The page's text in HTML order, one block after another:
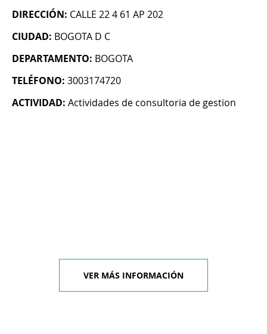
DIRECCIÓN: CALLE 22 4 61 AP 202
CIUDAD: BOGOTA D C
DEPARTAMENTO: BOGOTA
TELÉFONO: 3003174720
ACTIVIDAD: Actividades de consultoria de gestion
VER MÁS INFORMACIÓN